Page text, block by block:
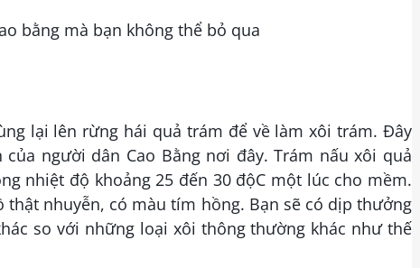
lại lên rừng hái quả trám để về làm xôi trám. Đây
người dân Cao Bằng nơi đây. Trám nấu xôi quả
nhiệt độ khoảng 25 đến 30 độC một lúc cho mềm.
nhuyễn, có màu tím hồng. Bạn sẽ có dịp thưởng
so với những loại xôi thông thường khác như thế